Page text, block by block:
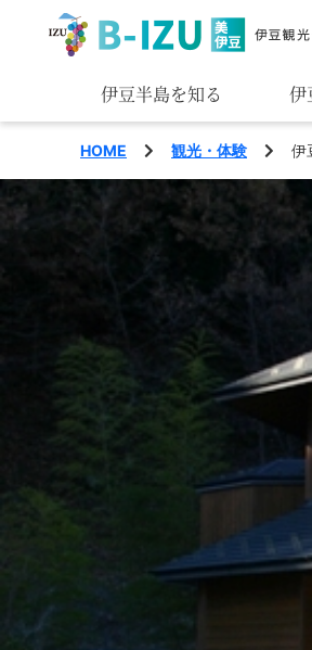
伊豆半島を知る 伊
HOME 観光・体験 伊